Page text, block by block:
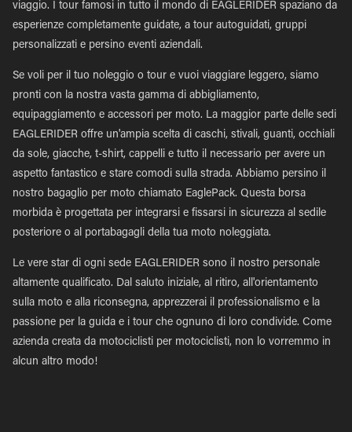
viaggio. I tour famosi in tutto il mondo di EAGLERIDER spaziano da
esperienze completamente guidate, a tour autoguidati, gruppi
personalizzati e persino eventi aziendali.
Se voli per il tuo noleggio o tour e vuoi viaggiare leggero, siamo
pronti con la nostra vasta gamma di abbigliamento,
equipaggiamento e accessori per moto. La maggior parte delle sedi
EAGLERIDER offre un'ampia scelta di caschi, stivali, guanti, occhiali
da sole, giacche, t-shirt, cappelli e tutto il necessario per avere un
aspetto fantastico e stare comodi sulla strada. Abbiamo persino il
nostro bagaglio per moto chiamato EaglePack. Questa borsa
morbida è progettata per integrarsi e fissarsi in sicurezza al sedile
posteriore o al portabagagli della tua moto noleggiata.
Le vere star di ogni sede EAGLERIDER sono il nostro personale
altamente qualificato. Dal saluto iniziale, al ritiro, all'orientamento
sulla moto e alla riconsegna, apprezzerai il professionalismo e la
passione per la guida e i tour che ognuno di loro condivide. Come
azienda creata da motociclisti per motociclisti, non lo vorremmo in
alcun altro modo!